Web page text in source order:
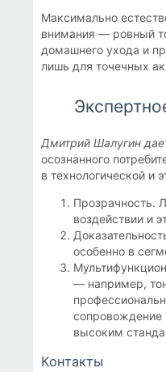
Максимально
внимания — ровный
домашнего ухода и
лишь для точечных
Дмитрий Шалугин
осознанного
в технологической и
Прозрачность.
воздействии и
особенно в
— например,
сопровождение
высоким
Контакты